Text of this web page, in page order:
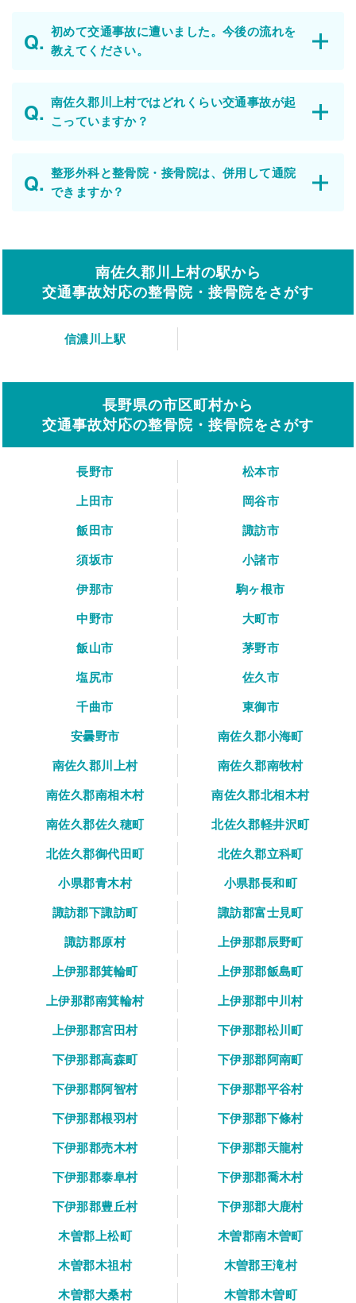
初めて交通事故に遭いました。今後の流れを
教えてください。
南佐久郡川上村ではどれくらい交通事故が起
こっていますか？
整形外科と整骨院・接骨院は、併用して通院
できますか？
南佐久郡川上村の駅から
交通事故対応の整骨院・接骨院をさがす
信濃川上駅
長野県の市区町村から
交通事故対応の整骨院・接骨院をさがす
長野市
松本市
上田市
岡谷市
飯田市
諏訪市
須坂市
小諸市
伊那市
駒ヶ根市
中野市
大町市
飯山市
茅野市
塩尻市
佐久市
千曲市
東御市
安曇野市
南佐久郡小海町
南佐久郡川上村
南佐久郡南牧村
南佐久郡南相木村
南佐久郡北相木村
南佐久郡佐久穂町
北佐久郡軽井沢町
北佐久郡御代田町
北佐久郡立科町
小県郡青木村
小県郡長和町
諏訪郡下諏訪町
諏訪郡富士見町
諏訪郡原村
上伊那郡辰野町
上伊那郡箕輪町
上伊那郡飯島町
上伊那郡南箕輪村
上伊那郡中川村
上伊那郡宮田村
下伊那郡松川町
下伊那郡高森町
下伊那郡阿南町
下伊那郡阿智村
下伊那郡平谷村
下伊那郡根羽村
下伊那郡下條村
下伊那郡売木村
下伊那郡天龍村
下伊那郡泰阜村
下伊那郡喬木村
下伊那郡豊丘村
下伊那郡大鹿村
木曽郡上松町
木曽郡南木曽町
木曽郡木祖村
木曽郡王滝村
木曽郡大桑村
木曽郡木曽町